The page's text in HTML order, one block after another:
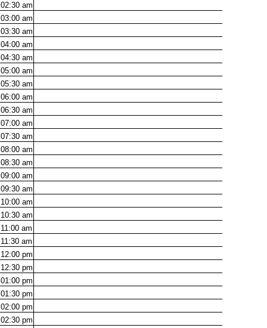
02:30 am
03:00 am
03:30 am
04:00 am
04:30 am
05:00 am
05:30 am
06:00 am
06:30 am
07:00 am
07:30 am
08:00 am
08:30 am
09:00 am
09:30 am
10:00 am
10:30 am
11:00 am
11:30 am
12:00 pm
12:30 pm
01:00 pm
01:30 pm
02:00 pm
02:30 pm